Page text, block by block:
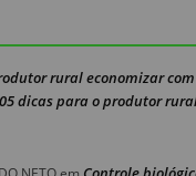
rural economizar
05 dicas para o produtor